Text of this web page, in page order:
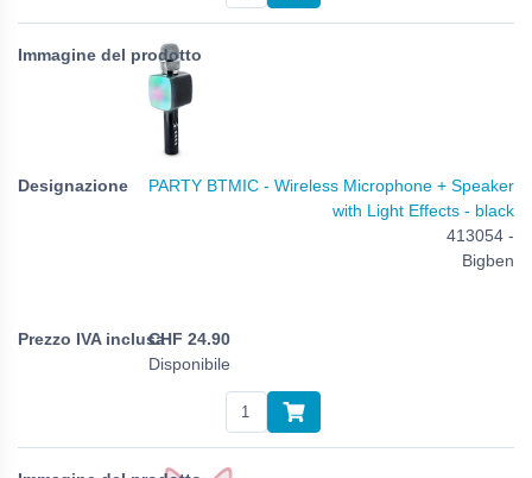
PARTY BTMIC - Wireless Microphone + Speaker
with Light Effects - black
413054 -
Bigben
CHF 24.90
Disponibile